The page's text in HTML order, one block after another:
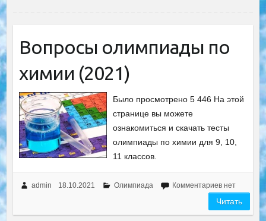
Вопросы олимпиады по
химии (2021)
Было просмотрено 5 446 На этой
странице вы можете
ознакомиться и скачать тесты
олимпиады по химии для 9, 10,
11 классов.
admin 18.10.2021 Олимпиада Комментариев нет
Читать